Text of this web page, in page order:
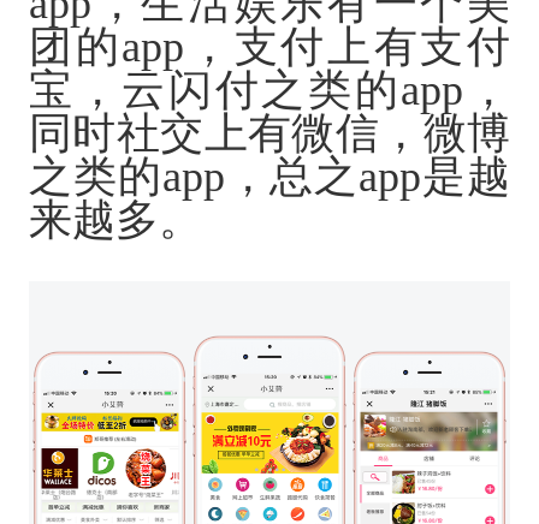
团的app，支付上有支付
宝，云闪付之类的app，
同时社交上有微信，微博
之类的app，总之app是越
来越多。